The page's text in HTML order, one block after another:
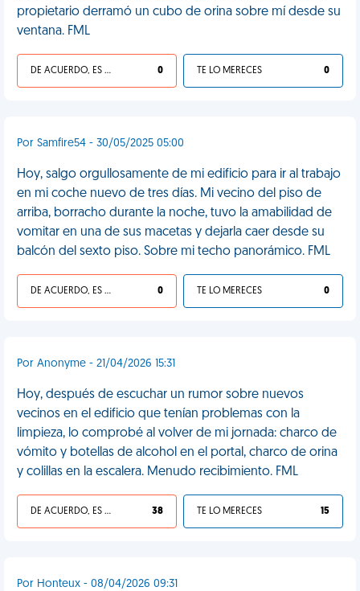
propietario derramó un cubo de orina sobre mí desde su
ventana. FML
DE ACUERDO, ES UNA VIDA HP 0 TE LO MERECES 0
Por Samfire54 - 30/05/2025 05:00
Hoy, salgo orgullosamente de mi edificio para ir al trabajo
en mi coche nuevo de tres días. Mi vecino del piso de
arriba, borracho durante la noche, tuvo la amabilidad de
vomitar en una de sus macetas y dejarla caer desde su
balcón del sexto piso. Sobre mi techo panorámico. FML
DE ACUERDO, ES UNA VIDA HP 0 TE LO MERECES 0
Por Anonyme - 21/04/2026 15:31
Hoy, después de escuchar un rumor sobre nuevos
vecinos en el edificio que tenían problemas con la
limpieza, lo comprobé al volver de mi jornada: charco de
vómito y botellas de alcohol en el portal, charco de orina
y colillas en la escalera. Menudo recibimiento. FML
DE ACUERDO, ES UNA VIDA HP 38 TE LO MERECES 15
Por Honteux - 08/04/2026 09:31